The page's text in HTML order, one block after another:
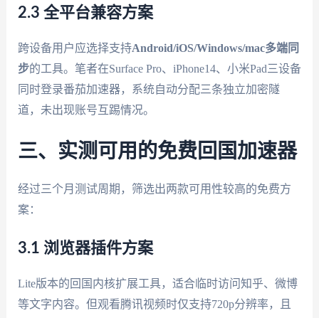
2.3 全平台兼容方案
跨设备用户应选择支持Android/iOS/Windows/mac多端同
步的工具。笔者在Surface Pro、iPhone14、小米Pad三设备
同时登录番茄加速器，系统自动分配三条独立加密隧
道，未出现账号互踢情况。
三、实测可用的免费回国加速器
经过三个月测试周期，筛选出两款可用性较高的免费方
案：
3.1 浏览器插件方案
Lite版本的回国内核扩展工具，适合临时访问知乎、微博
等文字内容。但观看腾讯视频时仅支持720p分辨率，且